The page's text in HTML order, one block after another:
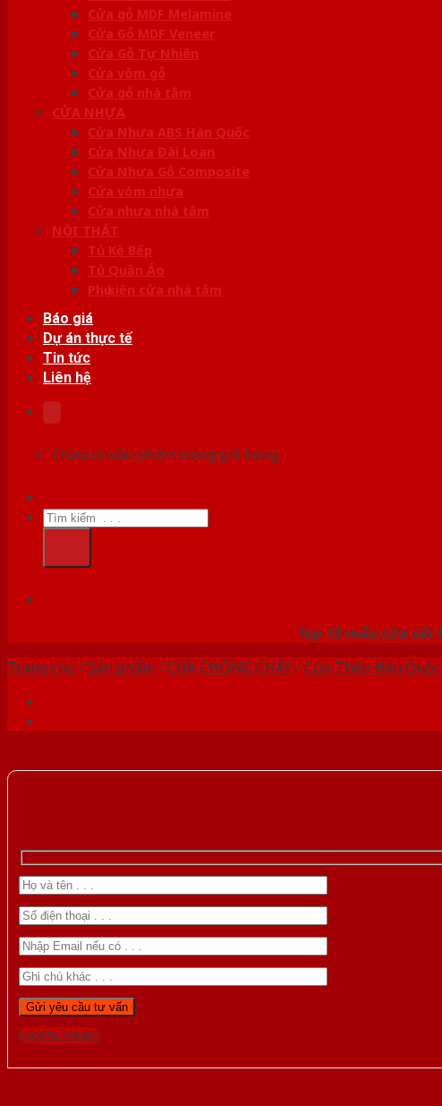
Cửa gỗ MDF Melamine
Cửa Gỗ MDF Veneer
Cửa Gỗ Tự Nhiên
Cửa vòm gỗ
Cửa gỗ nhà tắm
CỬA NHỰA
Cửa Nhựa ABS Hàn Quốc
Cửa Nhựa Đài Loan
Cửa Nhựa Gỗ Composite
Cửa vòm nhựa
Cửa nhựa nhà tắm
NỘI THẤT
Tủ Kệ Bếp
Tủ Quần Áo
Phụ kiện cửa nhà tắm
Báo giá
Dự án thực tế
Tin tức
Liên hệ
Chưa có sản phẩm trong giỏ hàng.
Tìm
kiếm:
Top 10 mẫu cửa sắt
Trang chủ /Sản phẩm /CỬA CHỐNG CHÁY/Cửa Thép Hàn Quốc
Gọi 0976.169.864